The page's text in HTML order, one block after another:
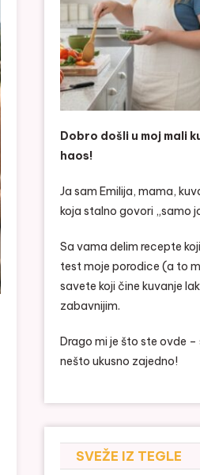
Dobro došli u moj mali
haos!
Ja sam Emilija, mama,
koja stalno govori „samo
Sa vama delim recepte
test moje porodice (a to
savete koji čine kuvanje
zabavnijim.
Drago mi je što ste ovde
nešto ukusno zajedno!
SVEŽE IZ TEGLE